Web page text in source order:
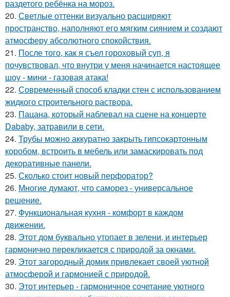
раздетого ребёнка на мороз.
20. Светлые оттенки визуально расширяют
пространство, наполняют его мягким сиянием и создают
атмосферу абсолютного спокойствия.
21. После того, как я съел гороховый суп, я
почувствовал, что внутри у меня начинается настоящее
шоу - мини - газовая атака!
22. Современный способ кладки стен с использованием
жидкого строительного раствора.
23. Пацана, который наблевал на сцене на концерте
Dababy, затравили в сети.
24. Трубы можно аккуратно закрыть гипсокартонным
коробом, встроить в мебель или замаскировать под
декоративные панели.
25. Сколько стоит новый перфоратор?
26. Многие думают, что саморез - универсальное
решение.
27. Функциональная кухня - комфорт в каждом
движении.
28. Этот дом буквально утопает в зелени, и интерьер
гармонично перекликается с природой за окнами.
29. Этот загородный домик привлекает своей уютной
атмосферой и гармонией с природой.
30. Этот интерьер - гармоничное сочетание уютного